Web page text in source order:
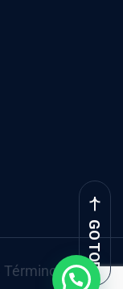
Términos y
GO TOP